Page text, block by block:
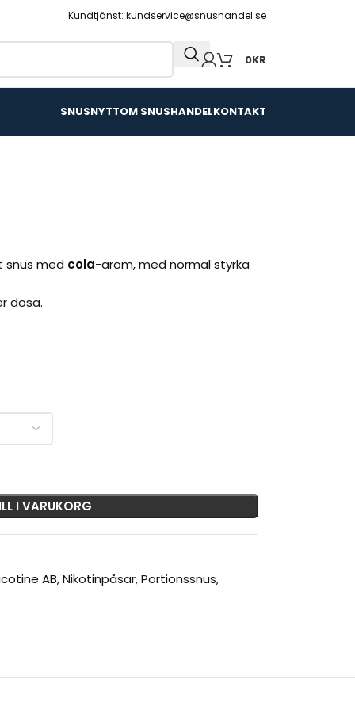
Kundtjänst: kundservice@snushandel.se
0KR
SNUSNYTTOM SNUSHANDELKONTAKT
snus med cola-arom, med normal styrka
dosa.
I VARUKORG
AB,Nikotinpåsar,Portionssnus,